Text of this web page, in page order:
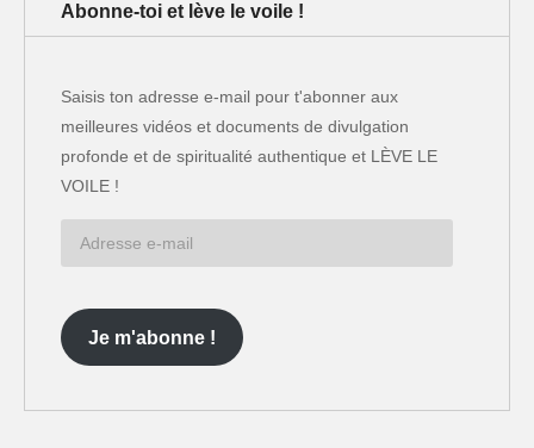
Abonne-toi et lève le voile !
Saisis ton adresse e-mail pour t'abonner aux
meilleures vidéos et documents de divulgation
profonde et de spiritualité authentique et LÈVE LE
VOILE !
Je m'abonne !